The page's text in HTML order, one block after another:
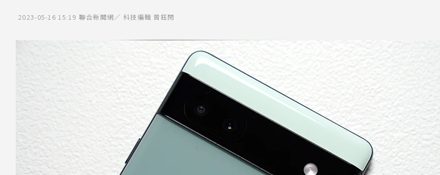
2023-05-16 15:19 聯合新聞網／ 科技編輯 曾鈺閔